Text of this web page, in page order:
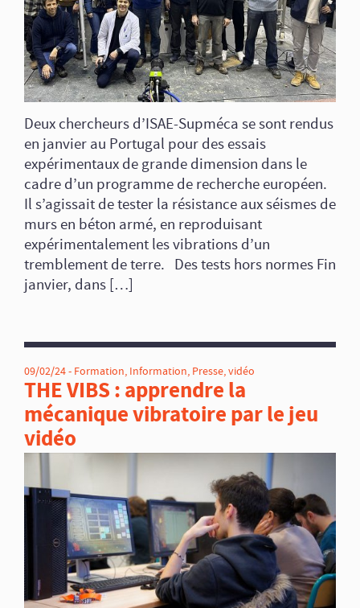
Deux chercheurs d’ISAE-Supméca se sont rendus
en janvier au Portugal pour des essais
expérimentaux de grande dimension dans le
cadre d’un programme de recherche européen.
Il s’agissait de tester la résistance aux séismes de
murs en béton armé, en reproduisant
expérimentalement les vibrations d’un
tremblement de terre. Des tests hors normes Fin
janvier, dans […]
09/02/24 - Formation, Information, Presse,vidéo
THE VIBS : apprendre la
mécanique vibratoire par le jeu
vidéo